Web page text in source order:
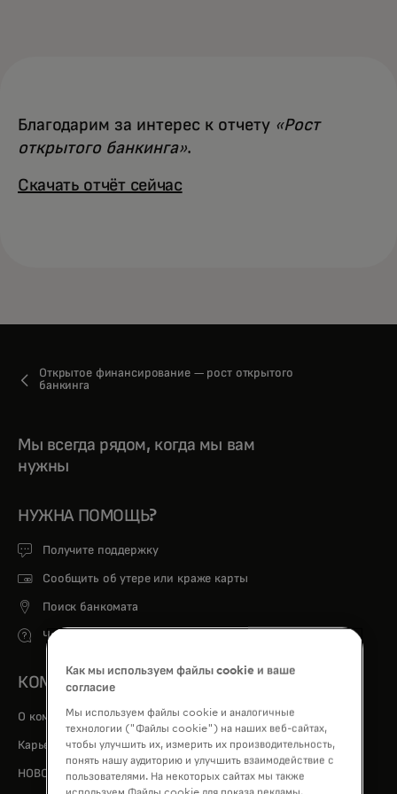
Для всего мира
Благодарим за интерес к отчету «Рост
открытого банкинга»​.
Скачать отчёт сейчас
Открытое финансирование — рост открытого
банкинга
Мы всегда рядом, когда мы вам
нужны
НУЖНА ПОМОЩЬ?
Получите поддержку
Сообщить об утере или краже карты
Поиск банкомата
Часто задаваемые вопросы
КОМПАНИЯ
О компании
Карьера opens in a new tab
НОВОСТИ
Как мы используем файлы cookie и ваше
согласие
Мы используем файлы cookie и аналогичные
технологии ("Файлы cookie") на наших веб-сайтах,
чтобы улучшить их, измерить их производительность,
понять нашу аудиторию и улучшить взаимодействие с
пользователями. На некоторых сайтах мы также